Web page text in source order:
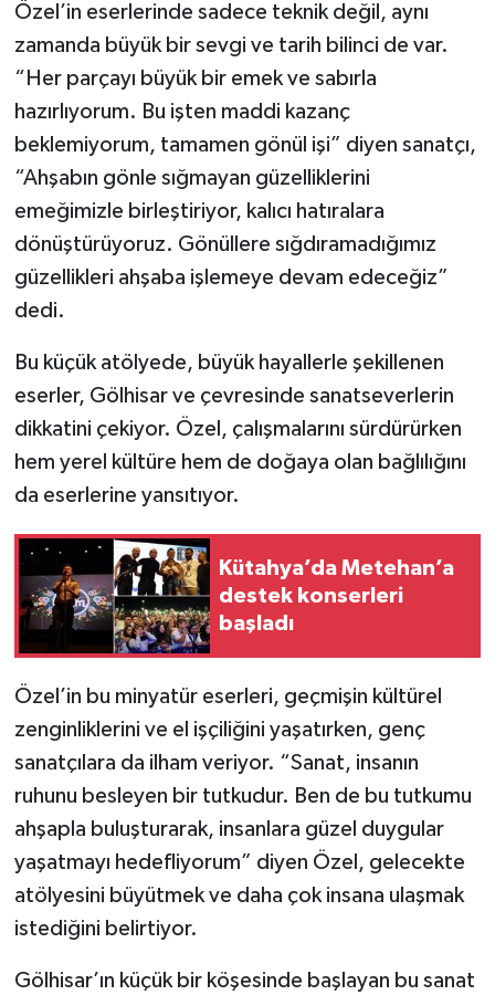
Özel’in eserlerinde sadece teknik değil, aynı
zamanda büyük bir sevgi ve tarih bilinci de var.
“Her parçayı büyük bir emek ve sabırla
hazırlıyorum. Bu işten maddi kazanç
beklemiyorum, tamamen gönül işi” diyen sanatçı,
“Ahşabın gönle sığmayan güzelliklerini
emeğimizle birleştiriyor, kalıcı hatıralara
dönüştürüyoruz. Gönüllere sığdıramadığımız
güzellikleri ahşaba işlemeye devam edeceğiz”
dedi.
Bu küçük atölyede, büyük hayallerle şekillenen
eserler, Gölhisar ve çevresinde sanatseverlerin
dikkatini çekiyor. Özel, çalışmalarını sürdürürken
hem yerel kültüre hem de doğaya olan bağlılığını
da eserlerine yansıtıyor.
Kütahya’da Metehan’a
destek konserleri
başladı
Özel’in bu minyatür eserleri, geçmişin kültürel
zenginliklerini ve el işçiliğini yaşatırken, genç
sanatçılara da ilham veriyor. “Sanat, insanın
ruhunu besleyen bir tutkudur. Ben de bu tutkumu
ahşapla buluşturarak, insanlara güzel duygular
yaşatmayı hedefliyorum” diyen Özel, gelecekte
atölyesini büyütmek ve daha çok insana ulaşmak
istediğini belirtiyor.
Gölhisar’ın küçük bir köşesinde başlayan bu sanat
Resmi İlan
Rüya Tabirleri
Sağlık
Şaphane
Simav
Spor
Tavşanlı
Teknoloji
Video Galeri
Yaşam
Yemek Tarifleri